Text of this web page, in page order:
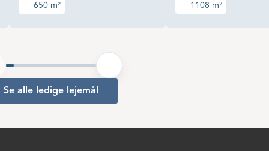
650 m² 1108 m²
Se alle ledige lejemål